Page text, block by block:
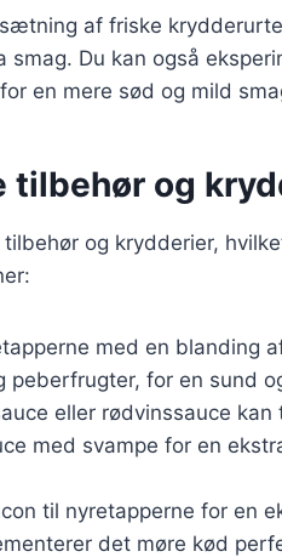
af friske
Du kan også
en mere sød og mild
tilbehør og
og krydderier,
med en blanding
peberfrugter, for en sund
eller rødvinssauce kan
med svampe for en
til nyretapperne for en
det møre kød